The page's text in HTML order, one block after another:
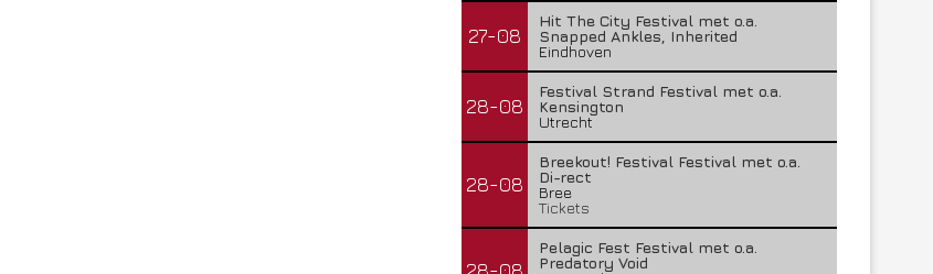
27-08
Hit The City Festival met o.a.
Snapped Ankles, Inherited
Eindhoven
28-08
Festival Strand Festival met o.a.
Kensington
Utrecht
28-08
Breekout! Festival Festival met o.a.
Di-rect
Bree
Tickets
Pelagic Fest Festival met o.a.
Predatory Void